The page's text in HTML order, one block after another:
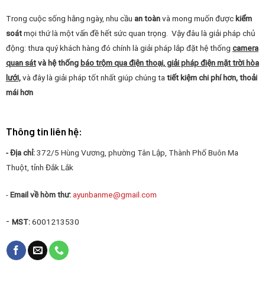
Trong cuộc sống hằng ngày, nhu cầu an toànvà mong muốn được kiểm
soátmọi thứ là một vấn đề hết sức quan trọng. Vậy đâu là giải pháp chủ
động: thưa quý khách hàng đó chính là giải pháp lắp đặt hệ thống camera
quan sátvà hệ thống báo trộm qua điện thoại, giải pháp điện mặt trời hòa
lưới, và đây là giải pháp tốt nhất giúp chúng ta tiết kiệm chi phí hơn, thoải
mái hơn
Thông tin liên hệ:
- Địa chỉ:372/5 Hùng Vương, phường Tân Lập, Thành Phố Buôn Ma
Thuột, tỉnh Đắk Lắk
-Email về hòm thư:ayunbanme@gmail.com
- MST:6001213530